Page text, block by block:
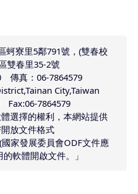
蚵寮里5鄰791號，(雙春校
雙春里35-2號
傳真：06-7864579
City,Taiwan
Fax:06-7864579
選擇的權利，本網站提供
放文件格式
家發展委員會ODF文件應
軟體開啟文件。」